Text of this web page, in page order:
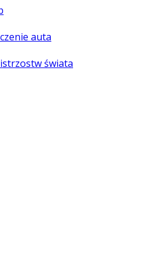
auta
świata